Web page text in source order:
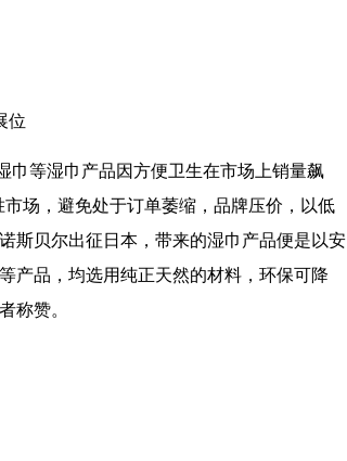
位
巾等湿巾产品因方便卫生在市场上销量飙
场，避免处于订单萎缩，品牌压价，以低
斯贝尔出征日本，带来的湿巾产品便是以安
产品，均选用纯正天然的材料，环保可降
称赞。